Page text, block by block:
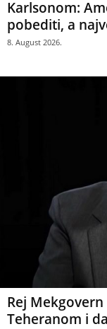
Karlsonom:
pobediti, a
8. August 2026.
Rej
Teheranom i